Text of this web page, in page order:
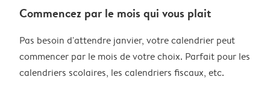
Commencez par le mois qui vous plait
Pas besoin d'attendre janvier, votre calendrier peut
commencer par le mois de votre choix. Parfait pour les
calendriers scolaires, les calendriers fiscaux, etc.